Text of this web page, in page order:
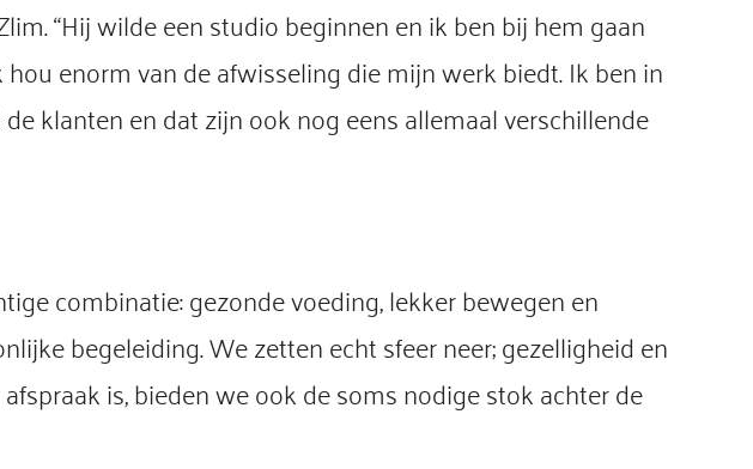
“Hij wilde een studio beginnen en ik ben bij hem gaan
enorm van de afwisseling die mijn werk biedt. Ik ben in
klanten en dat zijn ook nog eens allemaal verschillende
combinatie: gezonde voeding, lekker bewegen en
begeleiding. We zetten echt sfeer neer; gezelligheid en
is, bieden we ook de soms nodige stok achter de